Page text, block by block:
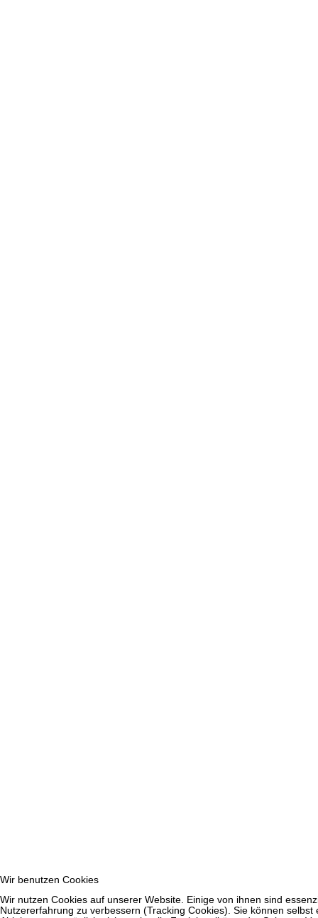
Wir benutzen Cookies
Wir nutzen Cookies auf unserer Website. Einige von ihnen sind
Nutzererfahrung zu verbessern (Tracking Cookies). Sie können